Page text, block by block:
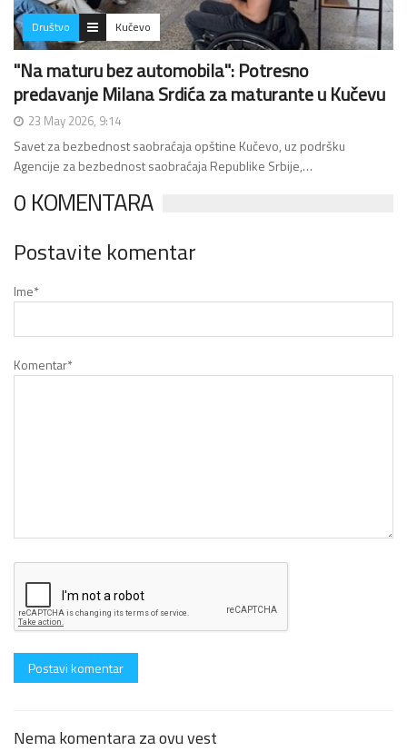
Društvo Kučevo
"Na maturu bez automobila": Potresno
predavanje Milana Srdića za maturante u Kučevu
23 May 2026, 9:14
Savet za bezbednost saobraćaja opštine Kučevo, uz podršku
Agencije za bezbednost saobraćaja Republike Srbije,…
0 KOMENTARA
Postavite komentar
Ime*
Komentar*
Nema komentara za ovu vest